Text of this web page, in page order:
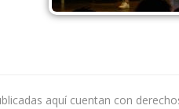
aquí cuentan con